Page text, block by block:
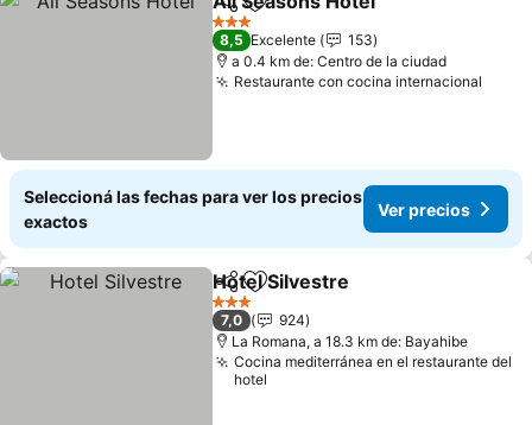
CompartirAñadir a favoritos
3 Estrellas
8,5 Excelente
153
a 0.4 km de: Centro de la ciudad
Restaurante con cocina internacional
Seleccioná las fechas para ver los precios
exactos
Ver precios
CompartirAñadir a favoritos
Hotel Silvestre
3 Estrellas
7,0
924
La Romana, a 18.3 km de: Bayahibe
Cocina mediterránea en el restaurante del
hotel